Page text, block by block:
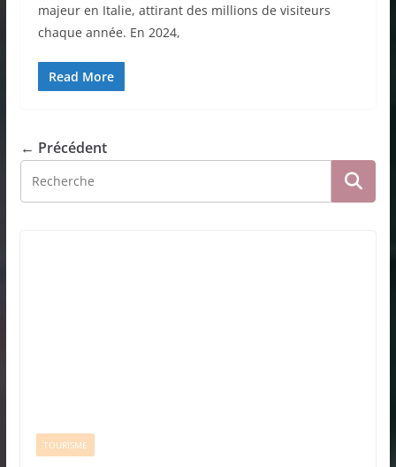
majeur en Italie, attirant des millions de visiteurs
chaque année. En 2024,
Read More
← Précédent
TOURISME